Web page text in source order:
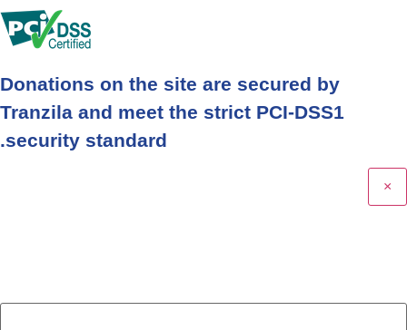
Donations on the site are secured by
Tranzila and meet the strict PCI-DSS1
security standard.
×